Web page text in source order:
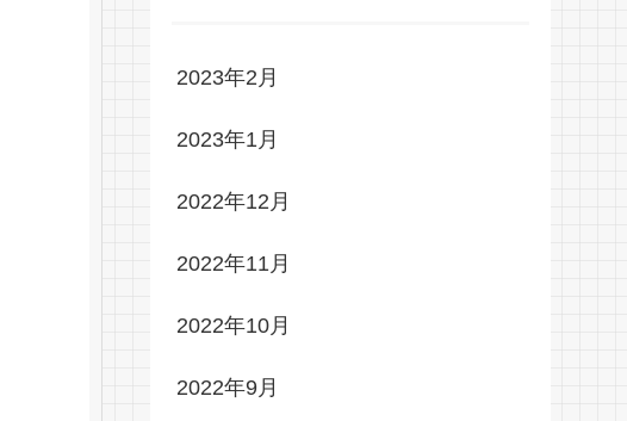
2023年2月
2023年1月
2022年12月
2022年11月
2022年10月
2022年9月